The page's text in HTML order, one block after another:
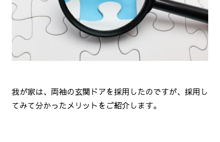
我が家は、両袖の玄関ドアを採用したのですが、採用し
てみて分かったメリットをご紹介します。